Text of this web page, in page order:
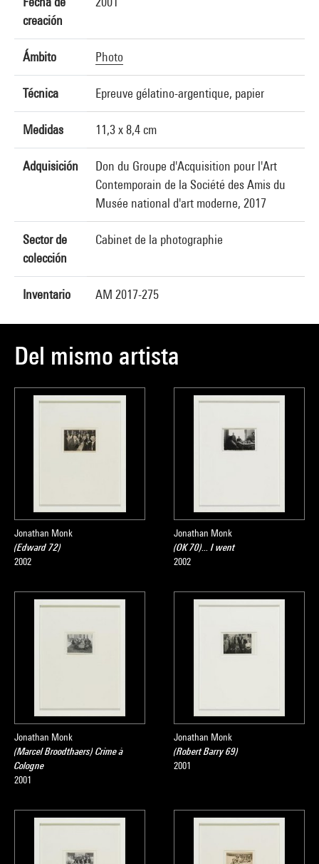
creación
Ámbito Photo
Técnica Epreuve gélatino-argentique, papier
Medidas 11,3 x 8,4 cm
Adquisición
Don du Groupe d'Acquisition pour l'Art
Contemporain de la Société des Amis du
Musée national d'art moderne, 2017
Sector de
colección
Cabinet de la photographie
Inventario AM 2017-275
Del mismo artista
Jonathan Monk
(Edward 72)
2002
Jonathan Monk
(OK 70)... I went
2002
Jonathan Monk
(Marcel Broodthaers) Crime à
Cologne
2001
Jonathan Monk
(Robert Barry 69)
2001